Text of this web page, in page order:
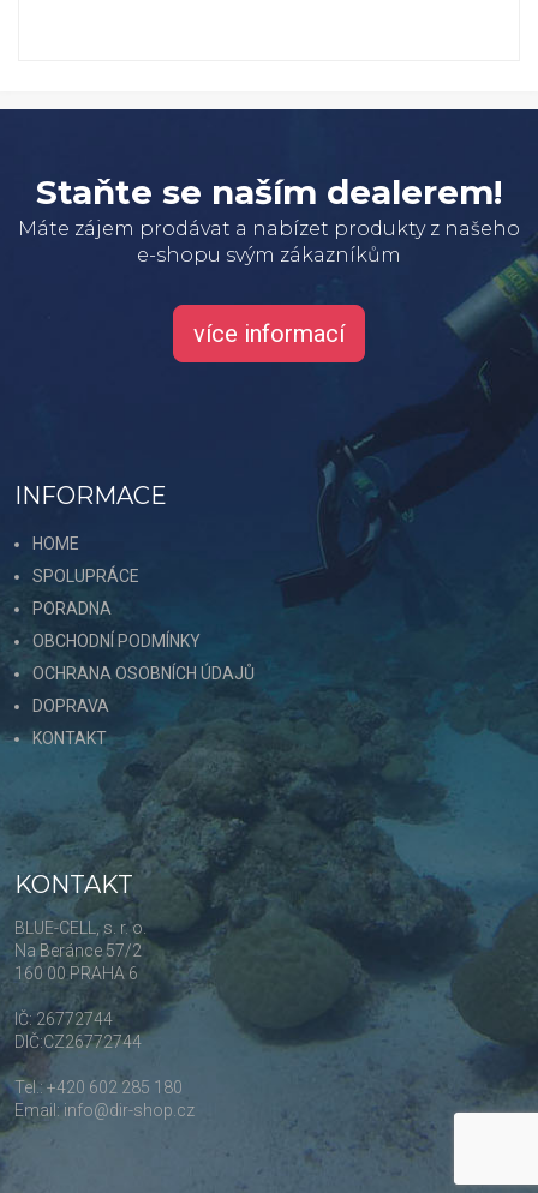
Staňte se naším dealerem!
Máte zájem prodávat a nabízet produkty z našeho
e-shopu svým zákazníkům
více informací
INFORMACE
HOME
SPOLUPRÁCE
PORADNA
OBCHODNÍ PODMÍNKY
OCHRANA OSOBNÍCH ÚDAJŮ
DOPRAVA
KONTAKT
KONTAKT
BLUE-CELL, s. r. o.
Na Beránce 57/2
160 00 PRAHA 6
IČ: 26772744
DIČ:CZ26772744
Tel.: +420 602 285 180
Email: info@dir-shop.cz